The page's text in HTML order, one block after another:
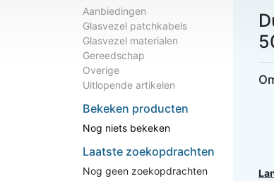
Aanbiedingen
Glasvezel patchkabels
Glasvezel materialen
Gereedschap
Overige
Uitlopende artikelen
Bekeken producten
Nog niets bekeken
Laatste zoekopdrachten
Nog geen zoekopdrachten